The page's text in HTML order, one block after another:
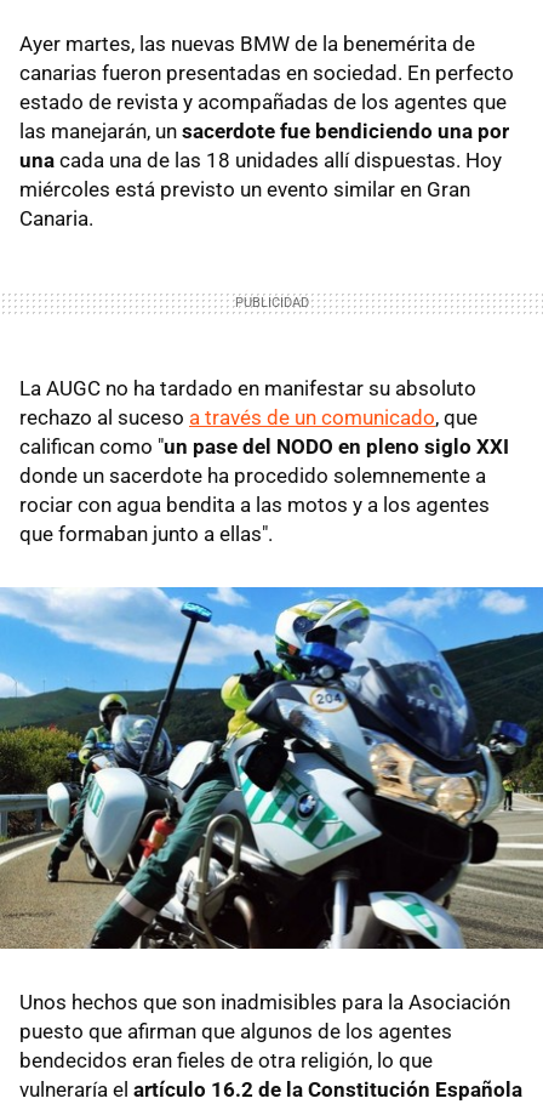
Ayer martes, las nuevas BMW de la benemérita de
canarias fueron presentadas en sociedad. En perfecto
estado de revista y acompañadas de los agentes que
las manejarán, un sacerdote fue bendiciendo una por
una cada una de las 18 unidades allí dispuestas. Hoy
miércoles está previsto un evento similar en Gran
Canaria.
La AUGC no ha tardado en manifestar su absoluto
rechazo al suceso a través de un comunicado, que
califican como "un pase del NODO en pleno siglo XXI
donde un sacerdote ha procedido solemnemente a
rociar con agua bendita a las motos y a los agentes
que formaban junto a ellas".
Unos hechos que son inadmisibles para la Asociación
puesto que afirman que algunos de los agentes
bendecidos eran fieles de otra religión, lo que
vulneraría el artículo 16.2 de la Constitución Española